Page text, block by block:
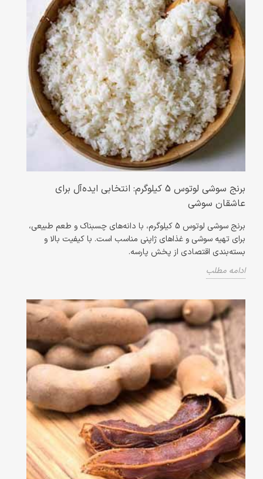
برنج سوشی لوتوس 5 کیلوگرم: انتخابی ایده‌آل برای
عاشقان سوشی
برنج سوشی لوتوس 5 کیلوگرم، با دانه‌های چسبناک و طعم طبیعی،
برای تهیه سوشی و غذاهای ژاپنی مناسب است. با کیفیت بالا و
بسته‌بندی اقتصادی از پخش پارسه.
ادامه مطلب